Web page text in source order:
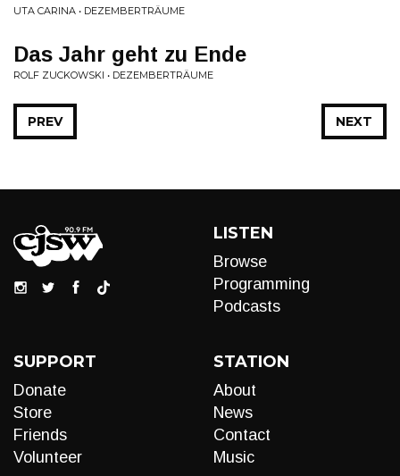
UTA CARINA • DEZEMBERTRÄUME
Das Jahr geht zu Ende
ROLF ZUCKOWSKI • DEZEMBERTRÄUME
NEXT
PREV
LISTEN
Browse
Programming
Podcasts
SUPPORT
Donate
Store
Friends
Volunteer
STATION
About
News
Contact
Music